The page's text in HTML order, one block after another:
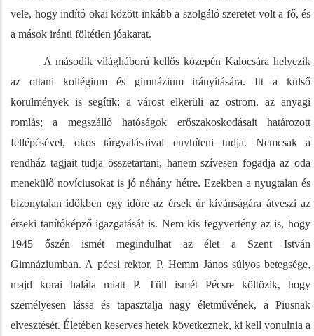
vele, hogy indító okai között inkább a szolgáló szeretet volt a fő, és
a mások iránti föltétlen jóakarat.
A második világháború kellős közepén Kalocsára helyezik
az ottani kollégium és gimnázium irányítására. Itt a külső
körülmények is segítik: a várost elkerüli az ostrom, az anyagi
romlás; a megszálló hatóságok erőszakoskodásait határozott
fellépésével, okos tárgyalásaival enyhíteni tudja. Nemcsak a
rendház tagjait tudja összetartani, hanem szívesen fogadja az oda
menekülő novíciusokat is jó néhány hétre. Ezekben a nyugtalan és
bizonytalan időkben egy időre az érsek úr kívánságára átveszi az
érseki tanítóképző igazgatását is. Nem kis fegyvertény az is, hogy
1945 őszén ismét megindulhat az élet a Szent István
Gimnáziumban. A pécsi rektor, P. Hemm János súlyos betegsége,
majd korai halála miatt P. Tüll ismét Pécsre költözik, hogy
személyesen lássa és tapasztalja nagy életművének, a Piusnak
elvesztését. Életében keserves hetek következnek, ki kell vonulnia a